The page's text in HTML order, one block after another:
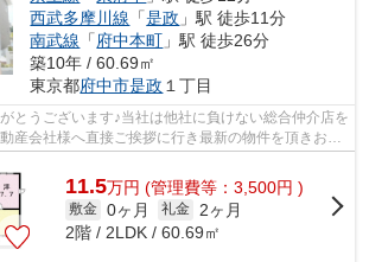
西武多摩川線 「是政 」駅 徒歩11分
南武線 「府中本町 」駅 徒歩26分
築10年 / 60.69㎡
東京都府中市是政 １丁目
とうございます♪当社は他社に負けない総合仲介店を
産会社様へ直接ご挨拶に行き最新の物件を頂きお客
11.5万円 (管理費等：3,500円 )
敷金 0ヶ月 礼金
2ヶ月
2階 / 2LDK / 60.69㎡